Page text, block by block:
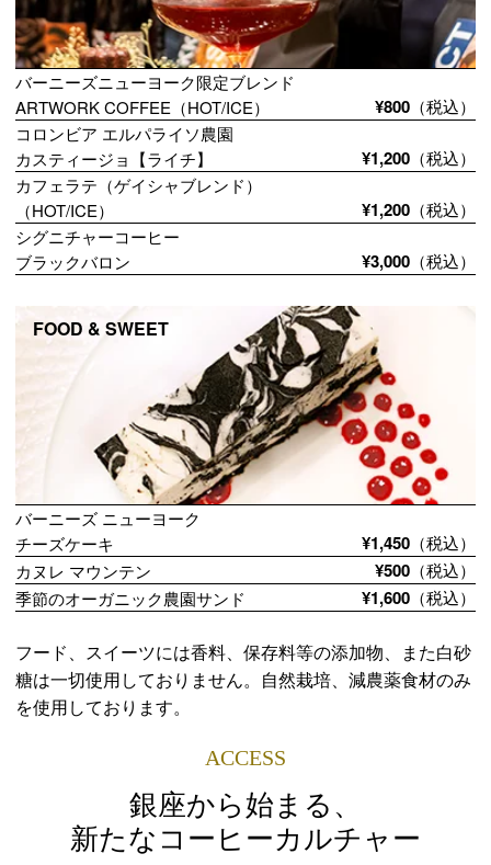
バーニーズニューヨーク限定ブレンド
ARTWORK COFFEE（HOT/ICE）
¥800 （税込）
コロンビア エルパライソ農園
カスティージョ【ライチ】
¥1,200 （税込）
カフェラテ（ゲイシャブレンド）
（HOT/ICE）
¥1,200 （税込）
シグニチャーコーヒー
ブラックバロン
¥3,000 （税込）
FOOD & SWEET
バーニーズ ニューヨーク
チーズケーキ
¥1,450 （税込）
カヌレ マウンテン
¥500 （税込）
季節のオーガニック農園サンド
¥1,600 （税込）
フード、スイーツには香料、保存料等の添加物、また白砂
糖は一切使用しておりません。自然栽培、減農薬食材のみ
を使用しております。
ACCESS
銀座から始まる、
新たなコーヒーカルチャー